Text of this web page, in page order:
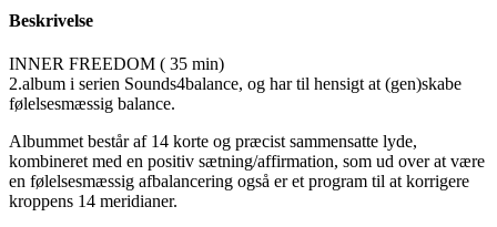
Beskrivelse
INNER FREEDOM ( 35 min)
2.album i serien Sounds4balance, og har til hensigt at (gen)skabe
følelsesmæssig balance.
Albummet består af 14 korte og præcist sammensatte lyde,
kombineret med en positiv sætning/affirmation, som ud over at være
en følelsesmæssig afbalancering også er et program til at korrigere
kroppens 14 meridianer.